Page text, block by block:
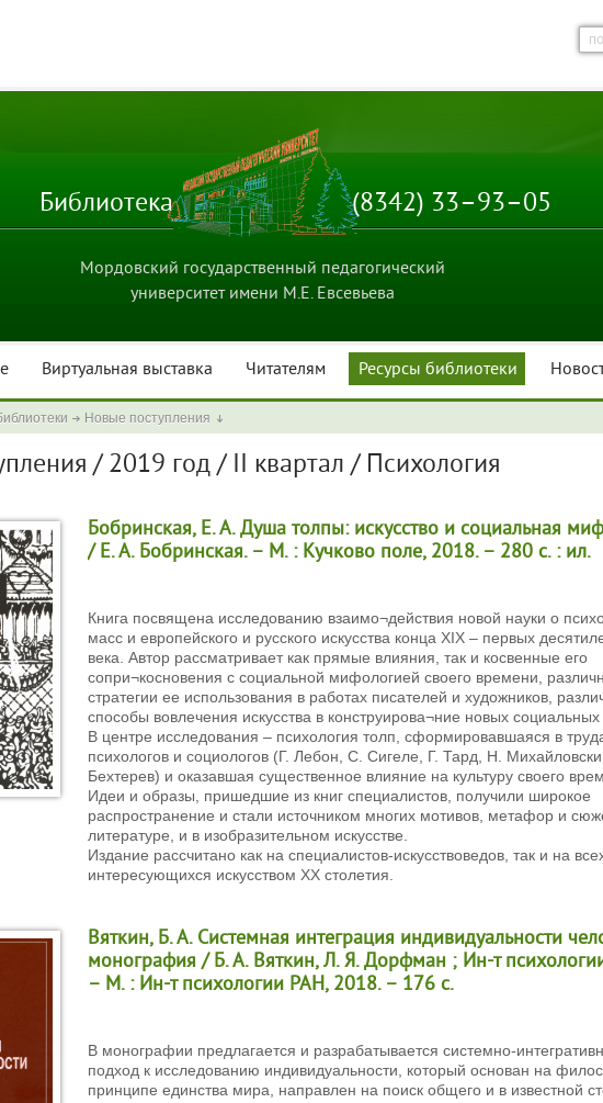
Библиотека (8342) 33–93–05
Мордовский государственный педагогический
университет имени М.Е. Евсевьева
Виртуальная выставка Читателям Ресурсы библиотеки
Новые поступления
/ 2019 год / II квартал / Психология
Бобринская, Е. А. Душа толпы: искусство и социальная
/ Е. А. Бобринская. – М. : Кучково поле, 2018. – 280 с. : ил.
Книга посвящена исследованию взаимо¬действия новой науки о
масс и европейского и русского искусства конца XIX – первых
века. Автор рассматривает как прямые влияния, так и косвенные его
сопри¬косновения с социальной мифологией своего времени,
стратегии ее использования в работах писателей и художников,
способы вовлечения искусства в конструирова¬ние новых
В центре исследования – психология толп, сформировавшаяся в
психологов и социологов (Г. Лебон, С. Сигеле, Г. Тард, Н.
Бехтерев) и оказавшая существенное влияние на культуру своего
Идеи и образы, пришедшие из книг специалистов, получили широкое
распространение и стали источником многих мотивов, метафор и
литературе, и в изобразительном искусстве.
Издание рассчитано как на специалистов-искусствоведов, так и на
интересующихся искусством XX столетия.
Вяткин, Б. А. Системная интеграция индивидуальности
монография / Б. А. Вяткин, Л. Я. Дорфман ; Ин-т
– М. : Ин-т психологии РАН, 2018. – 176 с.
В монографии предлагается и разрабатывается системно-
подход к исследованию индивидуальности, который основан на
принципе единства мира, направлен на поиск общего и в известной